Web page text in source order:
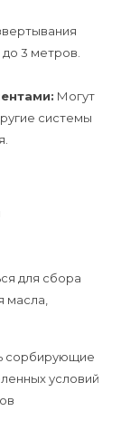
3 метров.
Могут
системы
для сбора
масла,
сорбирующие
условий